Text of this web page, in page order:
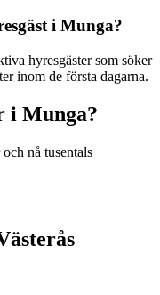
i Munga?
hyresgäster som söker
inom de första dagarna.
i Munga?
nå tusentals